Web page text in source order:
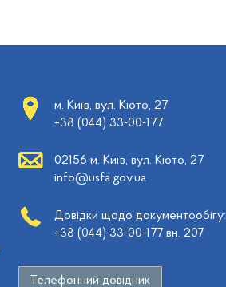
м. Київ, вул. Кіото, 27
+38 (044) 33-00-177
02156 м. Київ, вул. Кіото, 27
info@usfa.gov.ua
Довідки щодо документообігу:
+38 (044) 33-00-177 вн. 207
Телефонний довідник